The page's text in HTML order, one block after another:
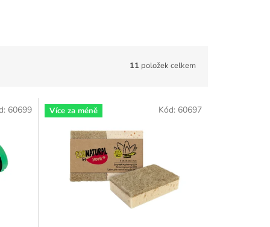
11 položek celkem
60699 Více za méně Kód: 60697